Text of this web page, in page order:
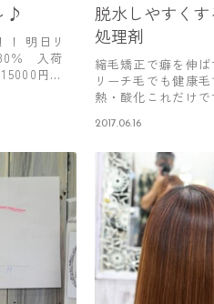
♪
！ 明日リ
％ 入荷
円…
脱水しやすく
処理剤
縮毛矯正で癖を伸
リーチ毛でも健康毛
熱・酸化これだけ
2017.06.16